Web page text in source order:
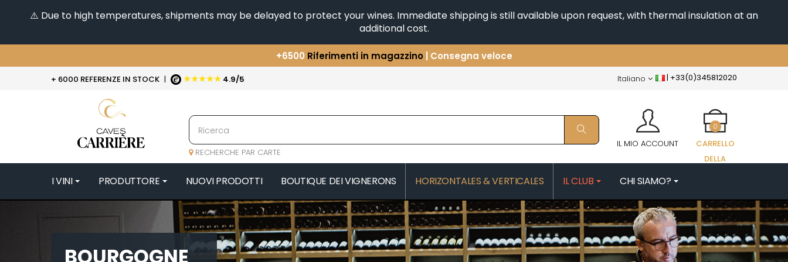
⚠️ Due to high temperatures, shipments may be delayed to protect your wines. Immediate shipping is still available upon request, with thermal insulation at an
additional cost.
+6500 Riferimenti in magazzino| Consegna veloce
Avete una domanda?+33(0)345812020
+ 6000 REFERENZE IN STOCK | ★★★★★ 4.9/5 | +33(0)345812020
Italiano
RECHERCHE PAR CARTE
IL MIO ACCOUNT
CARRELLO
DELLA
0
I VINI PRODUTTORE
4
47N3E - MICHAUT GUILLAUME
A
A & P DE VILLAINE
COMTES LAFON
CONFURON JEAN-JACQUES
COQUARD LOISON FLEUROT
D
JAEGER-DEFAIX
JAVILLIER PATRICK
JAYER GILLES
JAYER JACQUELINE
MORIN NICOLAS
MOROT ALBERT
MORTET DENIS
MUGNERET-GIBOURG
NUOVI PRODOTTI BOUTIQUE DEI VIGNERONS HORIZONTALES & VERTICALES IL CLUB CHI SIAMO?